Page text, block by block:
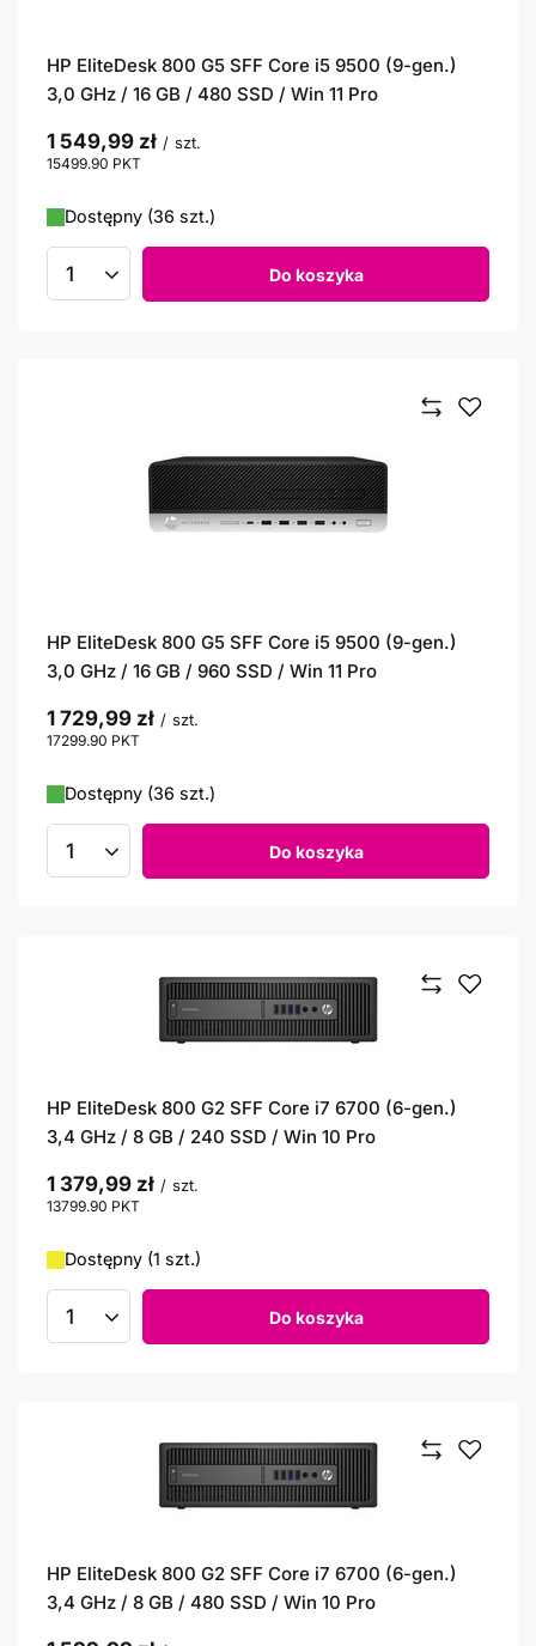
HP EliteDesk 800 G5 SFF Core i5 9500 (9-gen.)
3,0 GHz / 16 GB / 480 SSD / Win 11 Pro
1 549,99 zł / szt.
15499.90 PKT
Dostępny (36 szt.)
Ilość produktów Do koszyka
HP EliteDesk 800 G5 SFF Core i5 9500 (9-gen.)
3,0 GHz / 16 GB / 960 SSD / Win 11 Pro
1 729,99 zł / szt.
17299.90 PKT
Dostępny (36 szt.)
Ilość produktów Do koszyka
HP EliteDesk 800 G2 SFF Core i7 6700 (6-gen.)
3,4 GHz / 8 GB / 240 SSD / Win 10 Pro
1 379,99 zł / szt.
13799.90 PKT
Dostępny (1 szt.)
Ilość produktów Do koszyka
HP EliteDesk 800 G2 SFF Core i7 6700 (6-gen.)
3,4 GHz / 8 GB / 480 SSD / Win 10 Pro